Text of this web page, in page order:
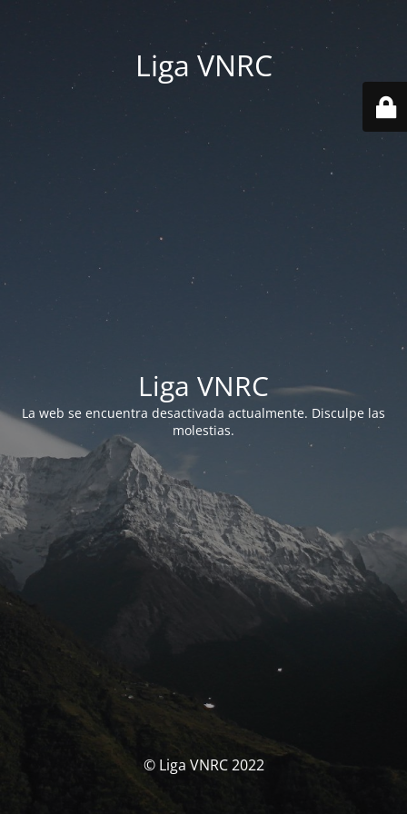
Liga VNRC
Liga VNRC
La web se encuentra desactivada actualmente. Disculpe las
molestias.
© Liga VNRC 2022